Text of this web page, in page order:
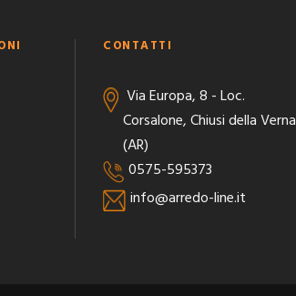
CONTATTI
Via Europa, 8 - Loc.
Corsalone, Chiusi della Verna
(AR)
0575-595373
info@arredo-line.it